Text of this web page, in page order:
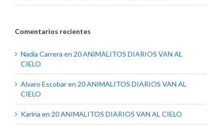
Comentarios recientes
Nadia Carrera en 20 ANIMALITOS DIARIOS VAN AL
CIELO
Alvaro Escobaren 20 ANIMALITOS DIARIOS VAN AL
CIELO
Karina en 20 ANIMALITOS DIARIOS VAN AL CIELO